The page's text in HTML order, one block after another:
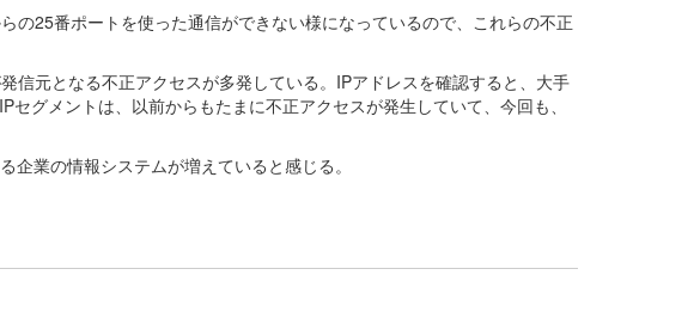
の25番ポートを使った通信ができない様になっているので、これらの不正
信元となる不正アクセスが多発している。IPアドレスを確認すると、大手
グメントは、以前からもたまに不正アクセスが発生していて、今回も、
業の情報システムが増えていると感じる。